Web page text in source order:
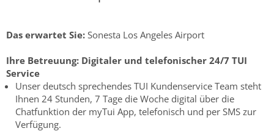
Das erwartet Sie: Sonesta Los Angeles Airport
Ihre Betreuung: Digitaler und telefonischer 24/7 TUI
Service
Unser deutsch sprechendes TUI Kundenservice Team steht
Ihnen 24 Stunden, 7 Tage die Woche digital über die
Chatfunktion der myTui App, telefonisch und per SMS zur
Verfügung.